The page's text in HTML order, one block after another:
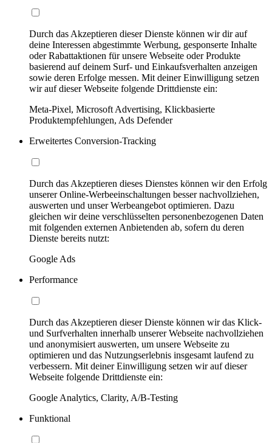
Durch das Akzeptieren dieser Dienste können wir dir auf
deine Interessen abgestimmte Werbung, gesponserte Inhalte
oder Rabattaktionen für unsere Webseite oder Produkte
basierend auf deinem Surf- und Einkaufsverhalten anzeigen
sowie deren Erfolge messen. Mit deiner Einwilligung setzen
wir auf dieser Webseite folgende Drittdienste ein:
Meta-Pixel, Microsoft Advertising, Klickbasierte
Produktempfehlungen, Ads Defender
Erweitertes Conversion-Tracking
Durch das Akzeptieren dieses Dienstes können wir den Erfolg
unserer Online-Werbeeinschaltungen besser nachvollziehen,
auswerten und unser Werbeangebot optimieren. Dazu
gleichen wir deine verschlüsselten personenbezogenen Daten
mit folgenden externen Anbietenden ab, sofern du deren
Dienste bereits nutzt:
Google Ads
Performance
Durch das Akzeptieren dieser Dienste können wir das Klick-
und Surfverhalten innerhalb unserer Webseite nachvollziehen
und anonymisiert auswerten, um unsere Webseite zu
optimieren und das Nutzungserlebnis insgesamt laufend zu
verbessern. Mit deiner Einwilligung setzen wir auf dieser
Webseite folgende Drittdienste ein:
Google Analytics, Clarity, A/B-Testing
Funktional